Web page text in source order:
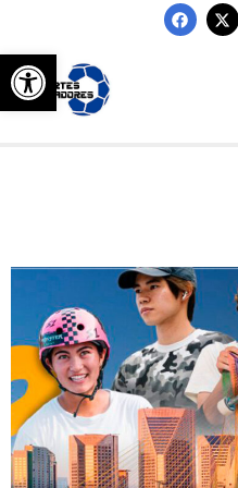
Abrir barra de herramientas